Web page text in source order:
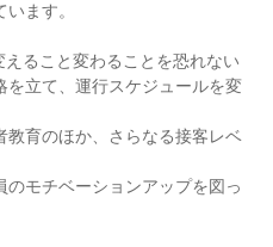
ます。
ること変わることを恐れない
を立て、運行スケジュールを変
教育のほか、さらなる接客レベ
モチベーションアップを図っ